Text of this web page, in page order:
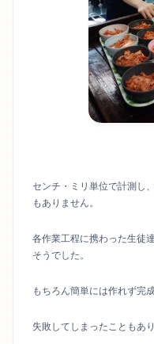
センチ・ミリ単位で計測し
もありません。
各作業工程に携わった生徒
そうでした。
もちろん簡単には作れず完
失敗してしまったこともあ